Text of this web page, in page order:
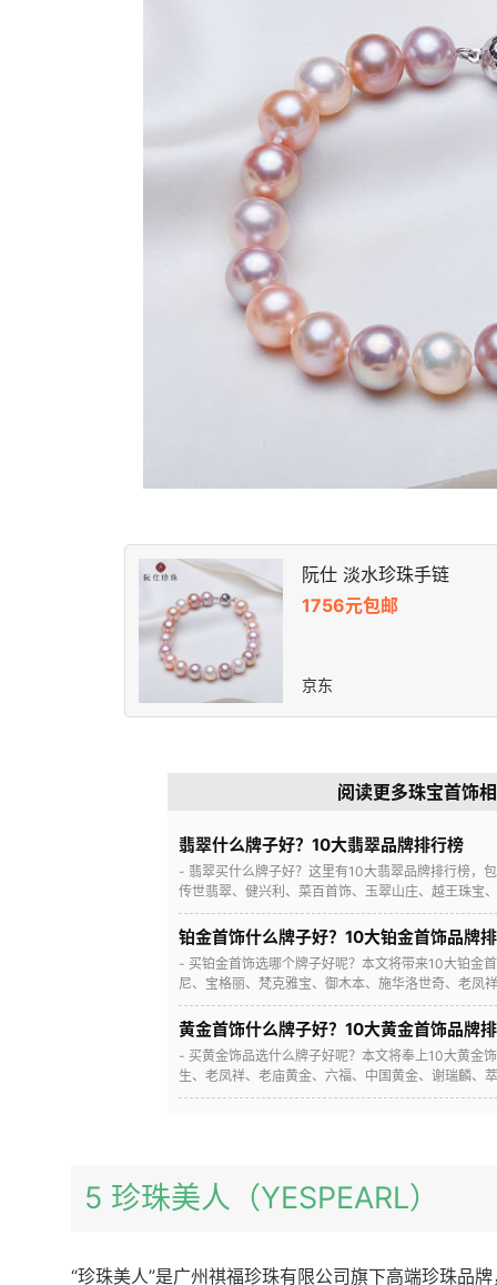
阮仕 淡水珍珠手链
1756元包邮
京东
阅读更多珠宝首饰
翡翠什么牌子好？10大翡翠品牌排行榜
- 翡翠买什么牌子好？这里有10大翡翠品牌排行榜，
传世翡翠、健兴利、菜百首饰、玉翠山庄、越王珠宝
铂金首饰什么牌子好？10大铂金首饰品牌
- 买铂金首饰选哪个牌子好呢？本文将带来10大铂金
尼、宝格丽、梵克雅宝、御木本、施华洛世奇、老凤
黄金首饰什么牌子好？10大黄金首饰品牌
- 买黄金饰品选什么牌子好呢？本文将奉上10大黄金
生、老凤祥、老庙黄金、六福、中国黄金、谢瑞麟、
5 珍珠美人（YESPEARL）
“珍珠美人”是广州祺福珍珠有限公司旗下高端珍珠品